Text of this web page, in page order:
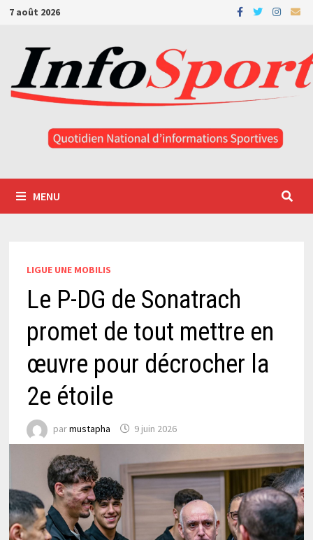
Passer
contenu
7 août 2026
MENU
LIGUE UNE MOBILIS
Le P-DG de Sonatrach
promet de tout mettre en
œuvre pour décrocher la
2e étoile
parmustapha 9 juin 2026